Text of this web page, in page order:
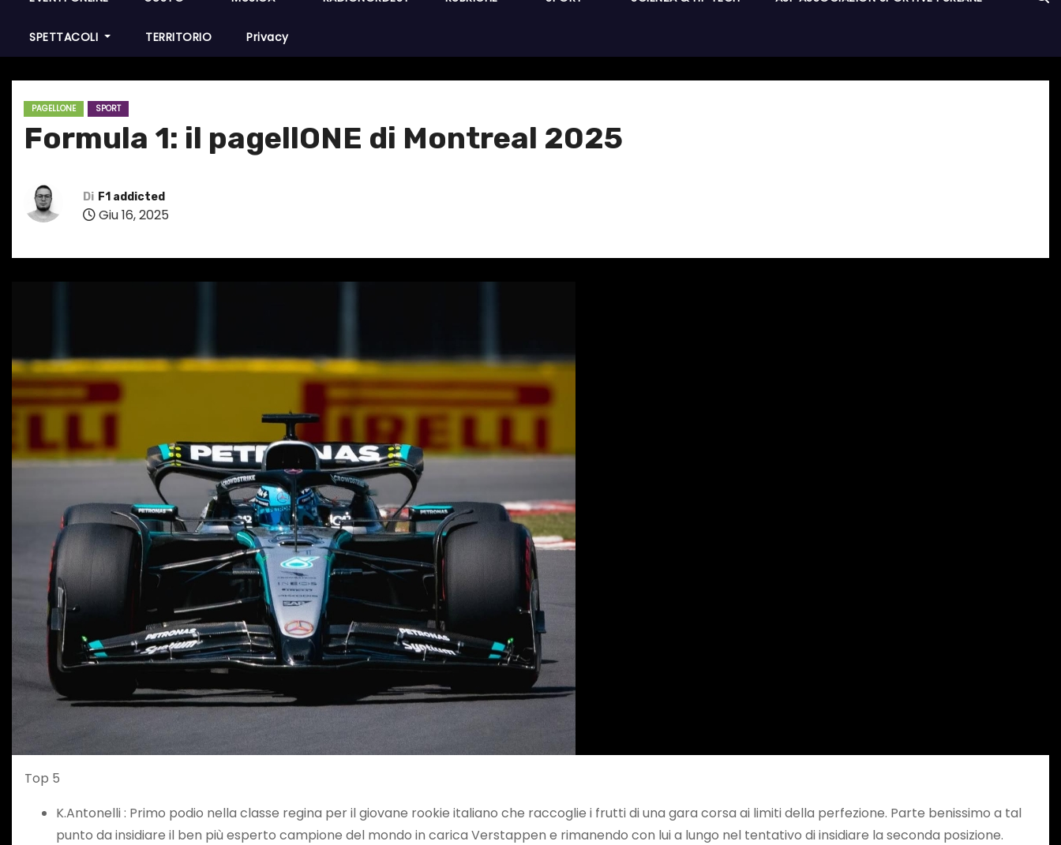
SPETTACOLI TERRITORIO Privacy
PAGELLONE SPORT
Formula 1: il pagellONE di Montreal 2025
Di F1 addicted
Giu 16, 2025
Top 5
K.Antonelli : Primo podio nella classe regina per il giovane rookie italiano che raccoglie i frutti di una gara corsa ai limiti della perfezione. Parte benissimo a tal
punto da insidiare il ben più esperto campione del mondo in carica Verstappen e rimanendo con lui a lungo nel tentativo di insidiare la seconda posizione.